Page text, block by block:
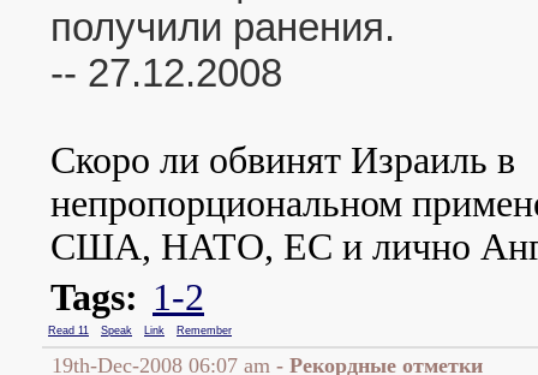
получили ранения.
-- 27.12.2008
Скоро ли обвинят Израиль в
непропорциональном
США, НАТО, ЕС и лично
Tags: 1-2
Read 11 Speak Link Remember
19th-Dec-2008 06:07 am - Рекордные отметки